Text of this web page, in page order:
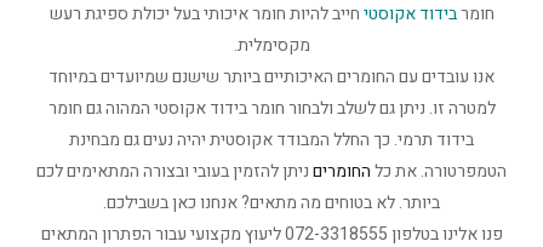
חומרבידוד אקוסטיחייב להיות חומר איכותי בעל יכולת ספיגת רעש
מקסימלית.
אנו עובדים עם החומרים האיכותיים ביותר שישנם שמיועדים במיוחד
למטרה זו. ניתן גם לשלב ולבחור חומר בידוד אקוסטי המהוה גם חומר
בידוד תרמי. כך החלל המבודד אקוסטית יהיה נעים גם מבחינת
הטמפרטורה. את כלהחומריםניתן להזמין בעובי ובצורה המתאימים לכם
ביותר. לא בטוחים מה מתאים? אנחנו כאן בשבילכם.
פנו אלינו בטלפון 072-3318555 ליעוץ מקצועי עבור הפתרון המתאים